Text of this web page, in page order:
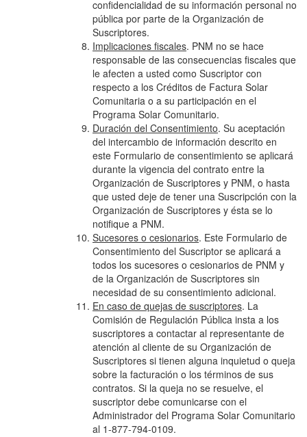
confidencialidad de su información personal no
pública por parte de la Organización de
Suscriptores.
Implicaciones fiscales. PNM no se hace
responsable de las consecuencias fiscales que
le afecten a usted como Suscriptor con
respecto a los Créditos de Factura Solar
Comunitaria o a su participación en el
Programa Solar Comunitario.
Duración del Consentimiento. Su aceptación
del intercambio de información descrito en
este Formulario de consentimiento se aplicará
durante la vigencia del contrato entre la
Organización de Suscriptores y PNM, o hasta
que usted deje de tener una Suscripción con la
Organización de Suscriptores y ésta se lo
notifique a PNM.
Sucesores o cesionarios. Este Formulario de
Consentimiento del Suscriptor se aplicará a
todos los sucesores o cesionarios de PNM y
de la Organización de Suscriptores sin
necesidad de su consentimiento adicional.
En caso de quejas de suscriptores. La
Comisión de Regulación Pública insta a los
suscriptores a contactar al representante de
atención al cliente de su Organización de
Suscriptores si tienen alguna inquietud o queja
sobre la facturación o los términos de sus
contratos. Si la queja no se resuelve, el
suscriptor debe comunicarse con el
Administrador del Programa Solar Comunitario
al 1-877-794-0109.